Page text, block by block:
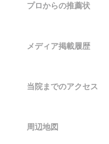
プロからの推薦状
メディア掲載履歴
当院までのアクセス
周辺地図